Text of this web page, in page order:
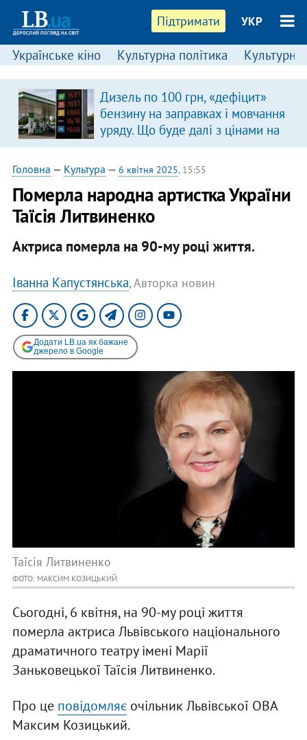
Підтримати УКР
Українське кіно Культурна політика Культурні
Дизель по 100 грн, «дефіцит»
бензину на заправках і мовчання
уряду. Що буде далі з цінами на
пальне?
Головна — Культура — 6 квітня 2025, 15:55
Померла народна артистка України
Таїсія Литвиненко
Актриса померла на 90-му році життя.
Іванна Капустянська, Авторка новин
Додати LB.ua як бажане
джерело в Google
Таїсія Литвиненко
ФОТО: МАКСИМ КОЗИЦЬКИЙ
Сьогодні, 6 квітня, на 90-му році життя
померла актриса Львівського національного
драматичного театру імені Марії
Заньковецької Таїсія Литвиненко.
Про це повідомляєочільник Львівської ОВА
Максим Козицький.